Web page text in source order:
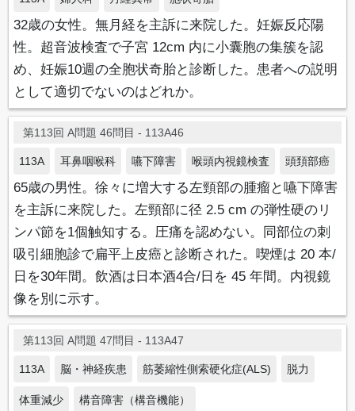
32歳の女性。無月経を主訴に来院した。妊娠反応陽
性。超音波検査で子宮 12cm 内に小囊胞の集簇を認
め、妊娠10週の全胞状奇胎と診断した。患者への説明
として適切でないのはどれか。
第113回 A問題 46問目 - 113A46
113A 耳鼻咽喉科 嚥下障害 喉頭内視鏡検査 頭頚部癌
65歳の男性。徐々に増大する左頸部の腫瘤と嚥下障害
を主訴に来院した。左頸部に径 2.5 cm の弾性硬のリ
ンパ節を1個触知する。圧痛を認めない。同部位の刺
吸引細胞診で扁平上皮癌と診断された。喫煙は 20 本/
日を30年間。飲酒は日本酒4合/日を 45 年間。内視鏡
像を別に示す。
第113回 A問題 47問目 - 113A47
113A 脳・神経疾患 筋萎縮性側索硬化症(ALS) 脱力
体重減少 構音障害（構音機能）